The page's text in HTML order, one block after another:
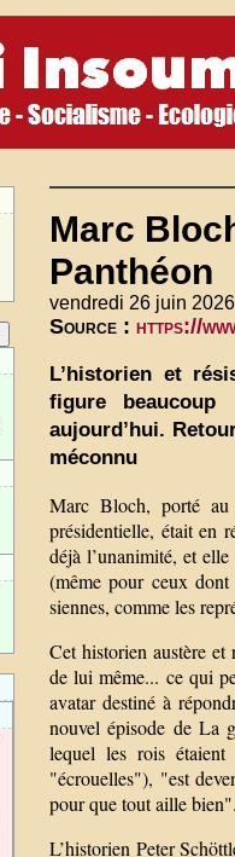
Marc
Panthéon
vendredi 26 juin
Source : https://
L’historien et
figure beaucoup
aujourd’hui.
méconnu
Marc Bloch, porté
présidentielle, était en
déjà l’unanimité, et
(même pour ceux
siennes, comme les
Cet historien austère
de lui même... ce qui
avatar destiné à
nouvel épisode de La
lequel les rois étaient
"écrouelles"), "est
pour que tout aille
L’historien Peter